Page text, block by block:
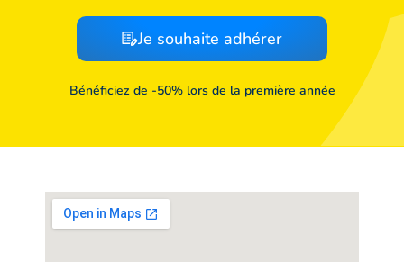
Je souhaite adhérer
Bénéficiez de -50% lors de la première année